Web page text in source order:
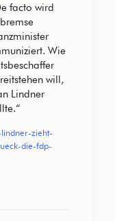
facto wird
Wie
will,
Lindner
zieht-
die-fdp-